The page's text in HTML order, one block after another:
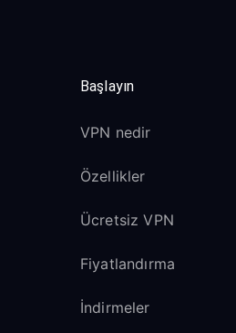
Başlayın
VPN nedir
Özellikler
Ücretsiz VPN
Fiyatlandırma
İndirmeler